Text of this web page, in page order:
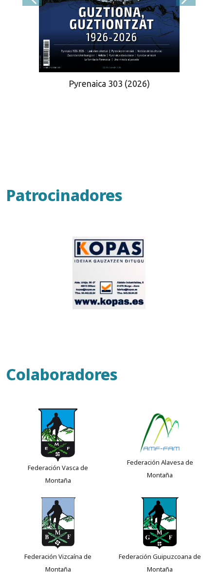
Pyrenaica 303 (2026)
Patrocinadores
Colaboradores
Federación Vasca de
Montaña
Federación Alavesa de
Montaña
Federación Vizcaína de
Montaña
Federación Guipuzcoana de
Montaña